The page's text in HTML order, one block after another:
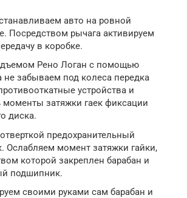
авто на ровной
Посредством рычага активируем
в коробке.
Рено Логан с помощью
не забываем под колеса передка
устройства и
моменты затяжки гаек фиксации
диска.
предохранительный
Ослабляем момент затяжки гайки,
которой закреплен барабан и
подшипник.
своими руками сам барабан и